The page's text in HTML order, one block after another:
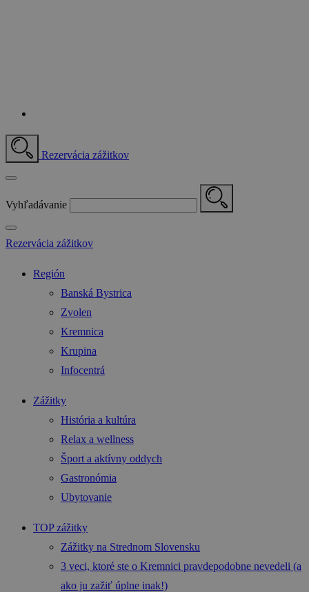
Rezervácia zážitkov
Vyhľadávanie
Rezervácia zážitkov
Región
Banská Bystrica
Zvolen
Kremnica
Krupina
Infocentrá
Zážitky
História a kultúra
Relax a wellness
Šport a aktívny oddych
Gastronómia
Ubytovanie
TOP zážitky
Zážitky na Strednom Slovensku
3 veci, ktoré ste o Kremnici pravdepodobne nevedeli (a
ako ju zažiť úplne inak!)